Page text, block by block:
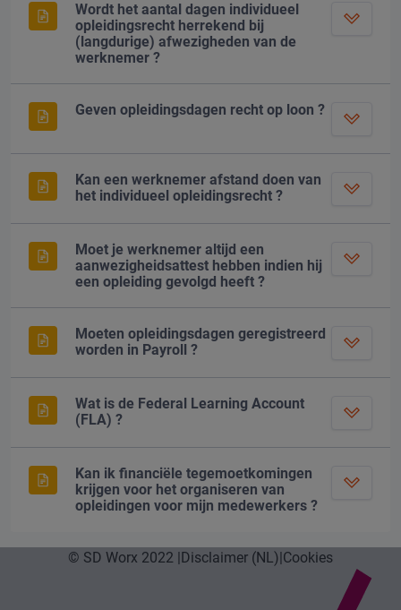
Wordt het aantal dagen individueel
opleidingsrecht herrekend bij
(langdurige) afwezigheden van de
werknemer ?
Geven opleidingsdagen recht op loon ?
Kan een werknemer afstand doen van
het individueel opleidingsrecht ?
Moet je werknemer altijd een
aanwezigheidsattest hebben indien hij
een opleiding gevolgd heeft ?
Moeten opleidingsdagen geregistreerd
worden in Payroll ?
Wat is de Federal Learning Account
(FLA) ?
Kan ik financiële tegemoetkomingen
krijgen voor het organiseren van
opleidingen voor mijn medewerkers ?
© SD Worx 2022 |Disclaimer (NL)|Cookies